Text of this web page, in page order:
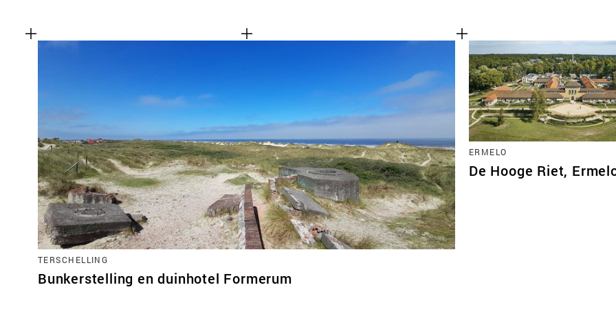
TERSCHELLING
Bunkerstelling en duinhotel Formerum
ERMELO
De Hooge Riet,